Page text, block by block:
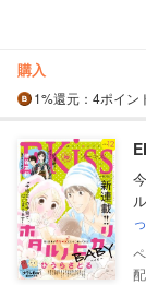
購入
1%還元 ：4ポイン